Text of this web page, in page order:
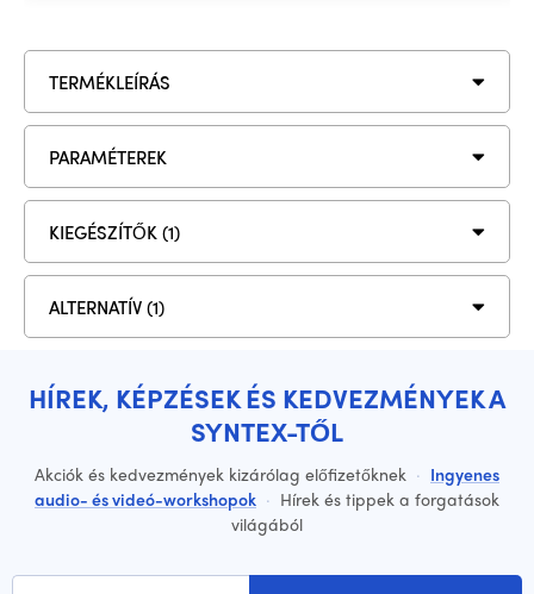
TERMÉKLEÍRÁS
PARAMÉTEREK
KIEGÉSZÍTŐK (1)
ALTERNATÍV (1)
HÍREK, KÉPZÉSEK ÉS KEDVEZMÉNYEK A
SYNTEX-TŐL
Akciók és kedvezmények kizárólag előfizetőknek · Ingyenes
audio- és videó-workshopok · Hírek és tippek a forgatások
világából